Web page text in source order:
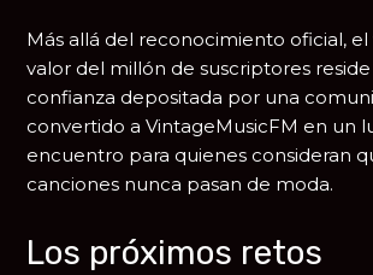
Más allá del reconocimiento oficial,
valor del millón de suscriptores
confianza depositada por una
convertido a VintageMusicFM en un
encuentro para quienes consideran
canciones nunca pasan de moda.
Los próximos retos